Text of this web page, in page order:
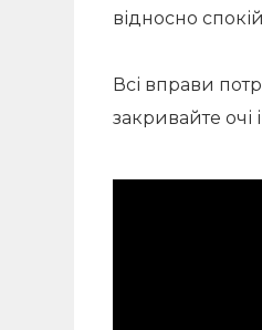
відносно
Всі вправи
закривайте очі